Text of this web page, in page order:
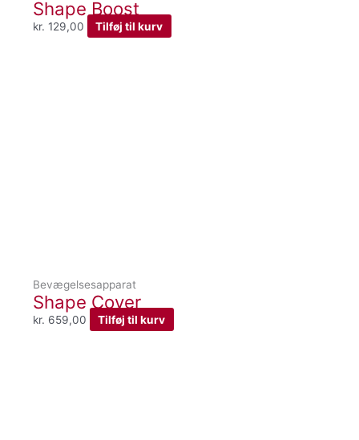
Shape Boost
kr. 129,00 Tilføj til kurv
Bevægelsesapparat
Shape Cover
kr. 659,00 Tilføj til kurv